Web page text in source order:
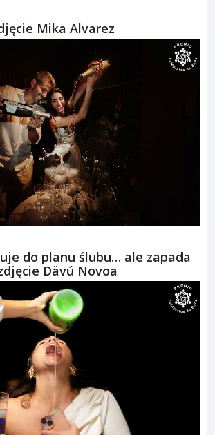
Mika Alvarez
do planu ślubu… ale zapada
Dävú Novoa